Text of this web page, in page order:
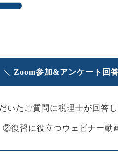
＼ Zoom参加&アンケート回
いたご質問に税理士が回答
②復習に役立つウェビナー動